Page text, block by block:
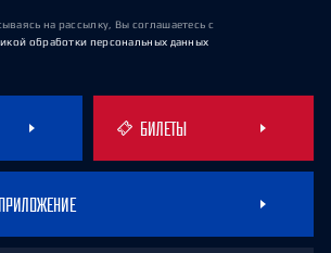
на рассылку, Вы соглашаетесь с
обработки персональных данных
БИЛЕТЫ